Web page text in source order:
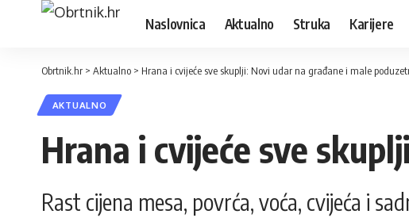
Naslovnica Aktualno Struka Karijere
Obrtnik.hr > Aktualno > Hrana i cvijeće sve skuplji: Novi udar na građane i male
AKTUALNO
Hrana i cvijeće sve
Rast cijena mesa, povrća, voća, cvijeća i